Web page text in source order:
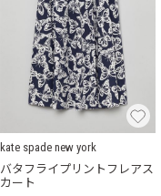
kate spade new york
バタフライプリントフレアス
カート